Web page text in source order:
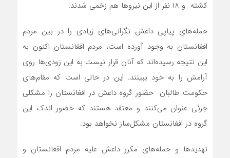
کشته و ۱۸ نفر از این نیروها هم زخمی شدند.
حمله‌های پیاپی داعش نگرانی‌های زیادی را در بین مردم
افغانستان به وجود آورده است، مردم افغانستان اکنون به
این نتیجه رسیده‌اند که آنان قرار نیست به این زودی‌ها روی
آرامش را به خود ببینند. این در حالی است که مقام‌های
حکومت طالبان حضور گروه داعش در افغانستان را مشکلی
جزئی عنوان می‌کنند و معتقد هستند که حضور اندک این
گروه در افغانستان مشکل‌ساز نخواهد بود.
تهدیدها و حمله‌های مکرر داعش علیه مردم افغانستان و